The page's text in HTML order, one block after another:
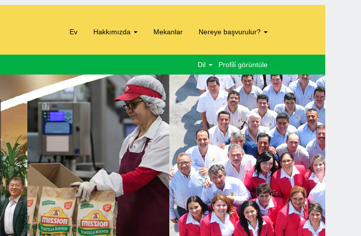
Ev Hakkımızda Mekanlar Nereye başvurulur?
Dil Profi̇li̇ görüntüle